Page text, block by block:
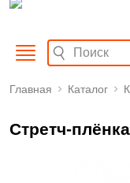
Главная Каталог
Стретч-